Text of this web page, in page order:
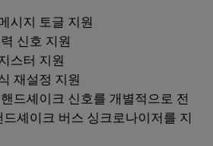
시지 토글 지원
신호 지원
스터 지원
재설정 지원
드셰이크 신호를 개별적으로 전
셰이크 버스 싱크로나이저를 지